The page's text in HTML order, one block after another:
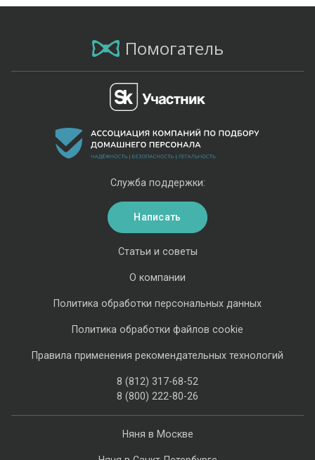
Помогатель
Няня в Москве
Статьи и советы
О компании
Политика обработки персональных данных
Политика обработки файлов cookie
Правила применения рекомендательных технологий
8 (812) 317-68-52
8 (800) 222-80-26
Служба поддержки:
Написать